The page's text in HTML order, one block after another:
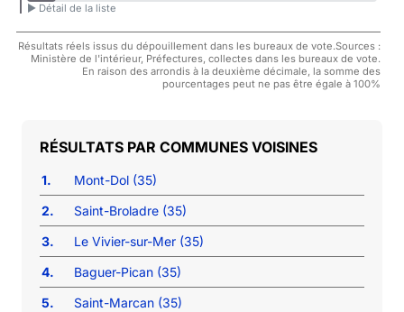
► Détail de la liste
Résultats réels issus du dépouillement dans les bureaux de vote.Sources :
Ministère de l'intérieur, Préfectures, collectes dans les bureaux de vote.
En raison des arrondis à la deuxième décimale, la somme des
pourcentages peut ne pas être égale à 100%
COMMUNES VOISINES
1.
Mont-Dol (35)
2.
Saint-Broladre (35)
3.
Le Vivier-sur-Mer (35)
4.
Baguer-Pican (35)
5.
Saint-Marcan (35)